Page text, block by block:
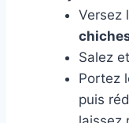
Versez
Salez
Portez
puis